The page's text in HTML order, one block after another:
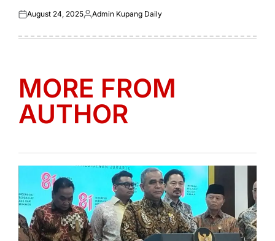
Posted
August 24, 2025Posted
Admin Kupang Daily
MORE FROM
AUTHOR